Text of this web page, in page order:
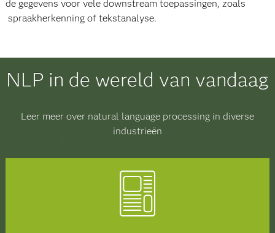
de gegevens voor vele downstream toepassingen, zoals
spraakherkenning of tekstanalyse.
NLP in de wereld van vandaag
Leer meer over natural language processing in diverse
industrieën